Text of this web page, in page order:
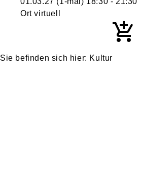
Ort virtuell
Kultur